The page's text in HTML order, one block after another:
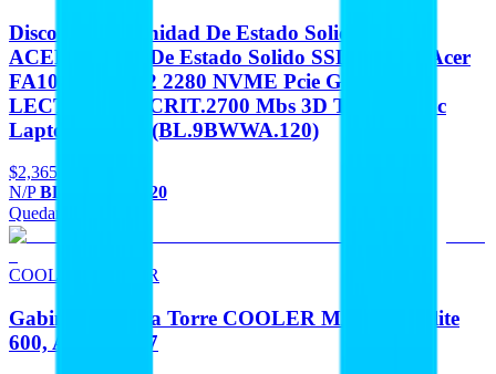
Discos Duros Unidad De Estado Solido BIWIN
ACER Unidad De Estado Solido SSD Interno Acer
FA100 1TB M.2 2280 NVME Pcie Gen 3X4
LECT.3300 ESCRIT.2700 Mbs 3D Tlc Nand Pc
Laptop Minipc (BL.9BWWA.120)
$2,365
N/PBL.9BWWA.120
Quedan 3
COOLER MASTER
Gabinetes Media Torre COOLER MASTER Elite
600, Argb Fan 7